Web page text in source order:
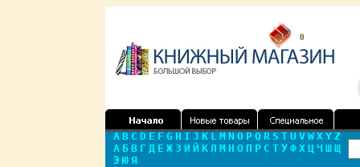
0
A B C D E F G H I J K L M N O P Q R S T U V W X Y Z
А Б В Г Д Е Ж З И Й К Л М Н О П Р С Т У Ф Х Ц Ч Ш Щ
Э Ю Я